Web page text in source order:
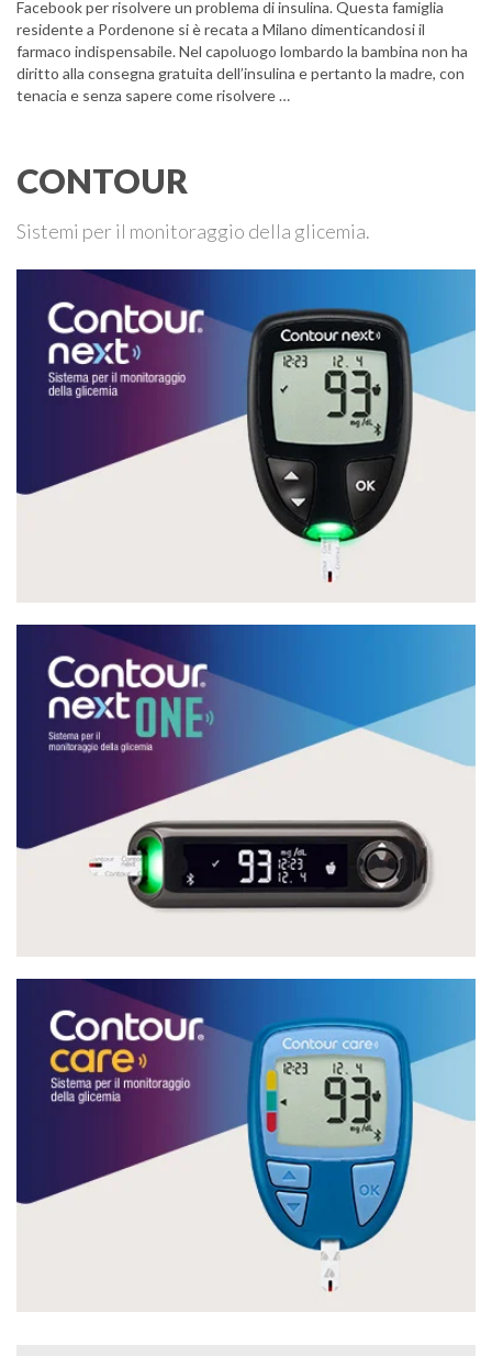
Facebook per risolvere un problema di insulina. Questa famiglia
residente a Pordenone si è recata a Milano dimenticandosi il
farmaco indispensabile. Nel capoluogo lombardo la bambina non ha
diritto alla consegna gratuita dell’insulina e pertanto la madre, con
tenacia e senza sapere come risolvere …
CONTOUR
Sistemi per il monitoraggio della glicemia.